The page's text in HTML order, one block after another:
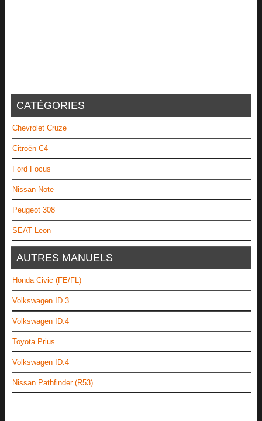
CATÉGORIES
Chevrolet Cruze
Citroën C4
Ford Focus
Nissan Note
Peugeot 308
SEAT Leon
AUTRES MANUELS
Honda Civic (FE/FL)
Volkswagen ID.3
Volkswagen ID.4
Toyota Prius
Volkswagen ID.4
Nissan Pathfinder (R53)